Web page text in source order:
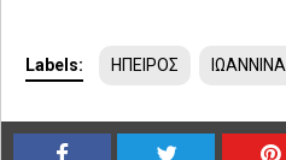
Labels: ΗΠΕΙΡΟΣ ΙΩΑΝΝΙΝΑ